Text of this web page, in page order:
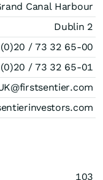
Canal Harbour
Dublin 2
/ 73 32 65-00
/ 73 32 65-01
103